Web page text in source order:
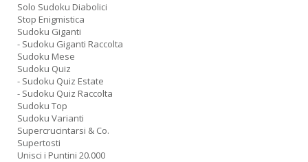
Solo Sudoku Diabolici
Stop Enigmistica
Sudoku Giganti
- Sudoku Giganti Raccolta
Sudoku Mese
Sudoku Quiz
- Sudoku Quiz Estate
- Sudoku Quiz Raccolta
Sudoku Top
Sudoku Varianti
Supercrucintarsi & Co.
Supertosti
Unisci i Puntini 20.000